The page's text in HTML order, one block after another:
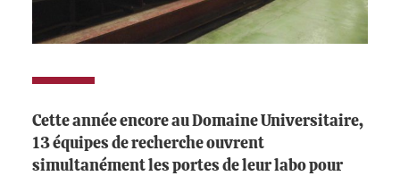
Cette année encore au Domaine Universitaire,
13 équipes de recherche ouvrent
simultanément les portes de leur labo pour